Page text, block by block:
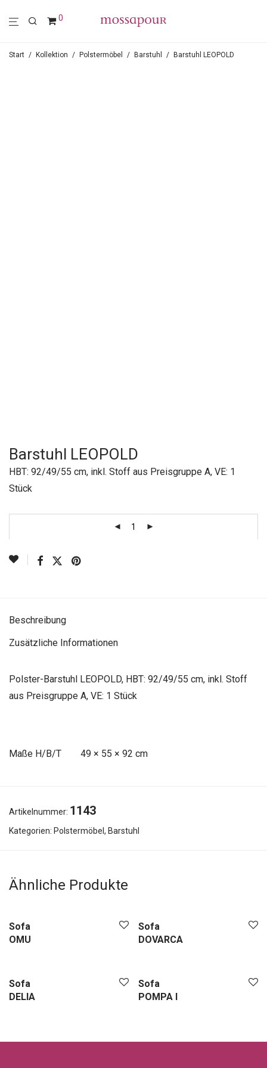
0
Start / Kollektion / Polstermöbel / Barstuhl / Barstuhl LEOPOLD
Barstuhl LEOPOLD
HBT: 92/49/55 cm, inkl. Stoff aus Preisgruppe A, VE: 1
Stück
Beschreibung
Zusätzliche Informationen
Polster-Barstuhl LEOPOLD, HBT: 92/49/55 cm, inkl. Stoff
aus Preisgruppe A, VE: 1 Stück
Maße 49 × 55 × 92 cm
Artikelnummer: 1143
Kategorien: Polstermöbel , Barstuhl
Ähnliche Produkte
Sofa
OMU
Sofa
DOVARCA
Sofa
DELIA
Sofa
POMPA I